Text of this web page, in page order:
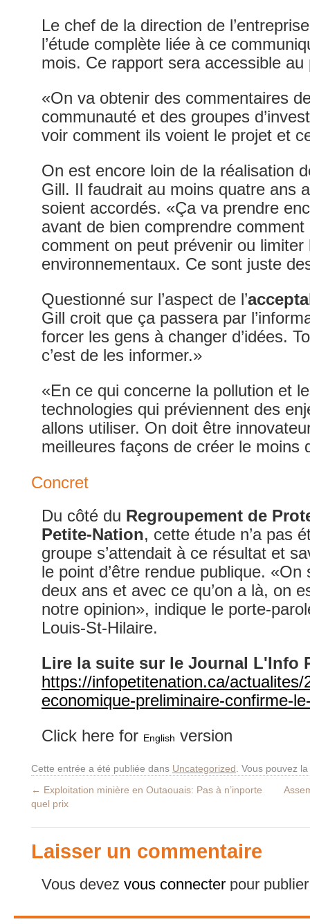
Le chef de la direction de
l’étude complète liée à ce
mois. Ce rapport sera accessible
«On va obtenir des commentaires
communauté et des groupes
voir comment ils voient le projet et
On est encore loin de la réalisation
Gill. Il faudrait au moins quatre ans
soient accordés. «Ça va prendre
avant de bien comprendre
comment on peut prévenir ou limiter
environnementaux. Ce sont juste
Questionné sur l’aspect de l’
Gill croit que ça passera par
forcer les gens à changer d’idées.
c’est de les informer.»
«En ce qui concerne la pollution et
technologies qui préviennent des
allons utiliser. On doit être
meilleures façons de créer le moins
Concret
Du côté du Regroupement de
Petite-Nation, cette étude n’a pas
groupe s’attendait à ce résultat et
le point d’être rendue publique. «On
deux ans et avec ce qu’on a là, on
notre opinion», indique le porte-
Louis-St-Hilaire.
Lire la suite sur le Journal L'Info
https://infopetitenation.ca/actualites/
economique-preliminaire-confirme-
Click here for English version
Cette entrée a été publiée dans Uncategorized . Vous pouvez
← Exploitation minière en Outaouais: Pas à n’inporte
quel prix
Laisser un commentaire
Vous devez vous connecter pour